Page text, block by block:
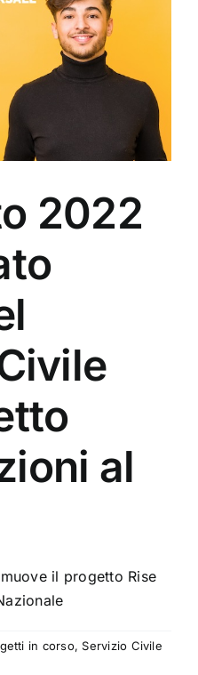
2022
al
il progetto Rise
in corso,Servizio Civile